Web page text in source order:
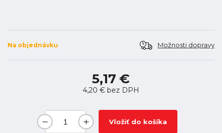
Na objednávku Možnosti dopravy
5,17 €
4,20 € bez DPH
Vložiť do košíka